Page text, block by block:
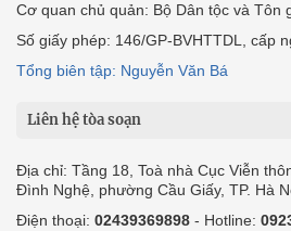
Cơ quan chủ quản: Bộ Dân tộc và Tôn
Số giấy phép: 146/GP-BVHTTDL, cấp
Tổng biên tập: Nguyễn Văn Bá
Liên hệ tòa soạn
Địa chỉ: Tầng 18, Toà nhà Cục Viễn
Đình Nghệ, phường Cầu Giấy, TP. Hà
Điện thoại: 02439369898 - Hotline: